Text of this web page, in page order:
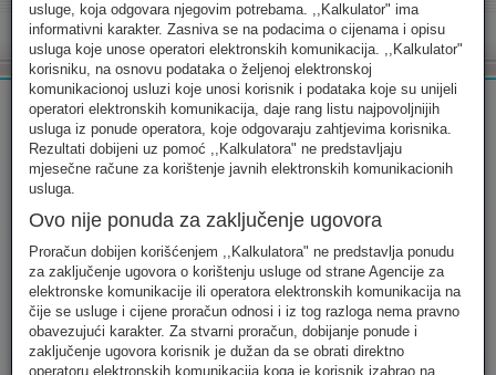
Odaberite usluge koje koristite, popunite sva potrebna polja i
izaberite za sebe ono najbolje...
FIKSNA MOBILNA INTERNET
AVM
usluge
PAKETI
usluga
usluge, koja odgovara njegovim potrebama. ,,Kalkulator" ima
informativni karakter. Zasniva se na podacima o cijenama i opisu
usluga koje unose operatori elektronskih komunikacija. ,,Kalkulator"
korisniku, na osnovu podataka o željenoj elektronskoj
komunikacionoj usluzi koje unosi korisnik i podataka koje su unijeli
operatori elektronskih komunikacija, daje rang listu najpovoljnijih
usluga iz ponude operatora, koje odgovaraju zahtjevima korisnika.
Rezultati dobijeni uz pomoć ,,Kalkulatora" ne predstavljaju
mjesečne račune za korištenje javnih elektronskih komunikacionih
usluga.
Ovo nije ponuda za zaključenje ugovora
Proračun dobijen korišćenjem ,,Kalkulatora" ne predstavlja ponudu
za zaključenje ugovora o korištenju usluge od strane Agencije za
elektronske komunikacije ili operatora elektronskih komunikacija na
čije se usluge i cijene proračun odnosi i iz tog razloga nema pravno
obavezujući karakter. Za stvarni proračun, dobijanje ponude i
zaključenje ugovora korisnik je dužan da se obrati direktno
operatoru elektronskih komunikacija koga je korisnik izabrao na